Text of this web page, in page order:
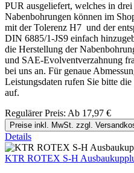
PUR ausgeliefert, welches in
Nabenbohrungen können im
mit der Tolerenz H7 und der
DIN 6885/1-JS9 einfach
die Herstellung der
und SAE-Evolventverzahnung
bei uns an. Für genaue
Leistungsdaten rufen Sie bitte
auf.
Regulärer Preis: Ab 17,97 €
Preise inkl. MwSt. zzgl.
Details
KTR ROTEX S-H